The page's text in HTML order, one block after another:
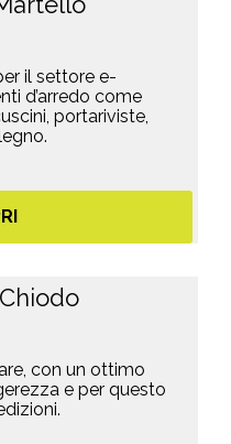
il settore e-
d’arredo come
portariviste,
con un ottimo
e per questo